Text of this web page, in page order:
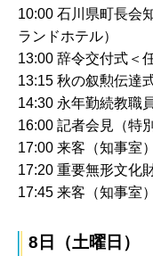
10:00 石川県町長会
ランドホテル）
13:00 辞令交付式＜
13:15 秋の叙勲伝達
14:30 永年勤続教職
16:00 記者会見（特
17:00 来客（知事室）
17:20 重要無形文化
17:45 来客（知事室）
8日（土曜日）